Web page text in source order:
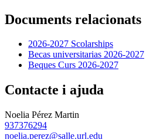
Documents relacionats
2026-2027 Scolarships
Becas universitarias 2026-2027
Beques Curs 2026-2027
Contacte i ajuda
Noelia Pérez Martin
937376294
noelia.perez@salle.url.edu